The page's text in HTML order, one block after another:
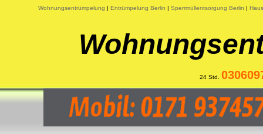
Wohnungsentrümpelung | Entrümpelung Berlin | Sperrmüllentsorgung Berlin |
24 Std.